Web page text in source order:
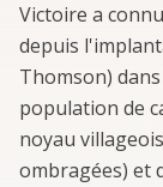
Victoire a
depuis
Thomson)
population de
noyau
ombragées) et